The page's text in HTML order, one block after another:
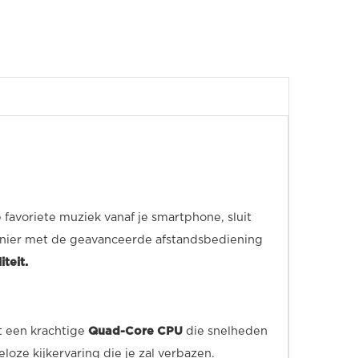
muziek vanaf je smartphone, sluit
met de geavanceerde afstandsbediening
een krachtige Quad-Core CPU die snelheden
kijkervaring die je zal verbazen.